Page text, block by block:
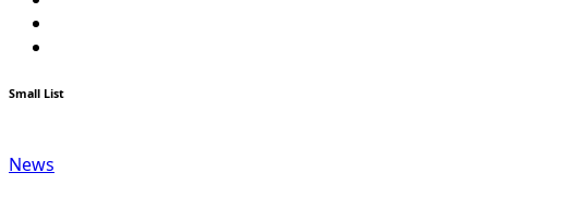
Small List
News